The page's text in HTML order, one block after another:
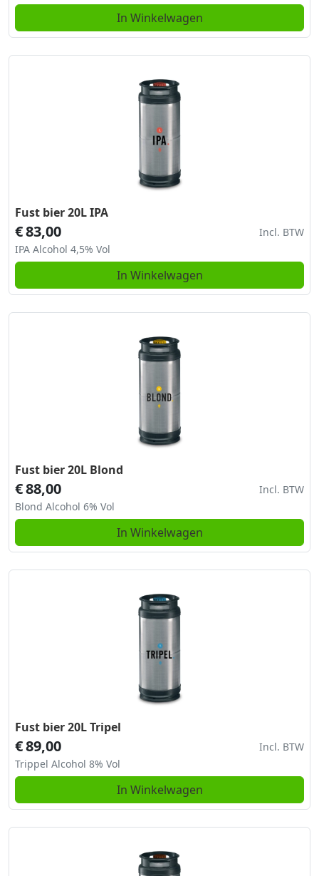
In Winkelwagen
Fust bier 20L IPA
€83,00
Incl. BTW
IPA Alcohol 4,5% Vol
In Winkelwagen
Fust bier 20L Blond
€88,00
Incl. BTW
Blond Alcohol 6% Vol
In Winkelwagen
Fust bier 20L Tripel
€89,00
Incl. BTW
Trippel Alcohol 8% Vol
In Winkelwagen